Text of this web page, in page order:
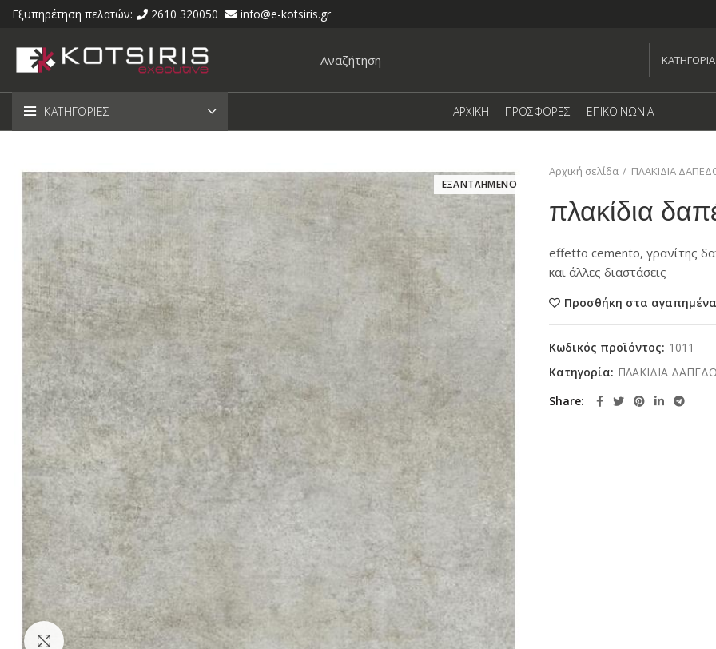
Εξυπηρέτηση πελατών: 2610 320050 info@e-kotsiris.gr
KΑΤΗΓΟΡΙΑ
ΚΑΤΗΓΟΡΙΕΣ ΑΡΧΙΚΗ ΠΡΟΣΦΟΡΕΣ ΕΠΙΚΟΙΝΩΝΙΑ
ΕΞΑΝΤΛΗΜΕΝΟ
Κάντε κλικ για μεγέθυνση
Αρχική σελίδα ΠΛΑΚΙΔΙΑ
πλακίδια
effetto cemento, γρανίτης
και άλλες διαστάσεις
Προσθήκη στα αγαπημένα
Κωδικός προϊόντος: 1011
Κατηγορία: ΠΛΑΚΙΔΙΑ
Share